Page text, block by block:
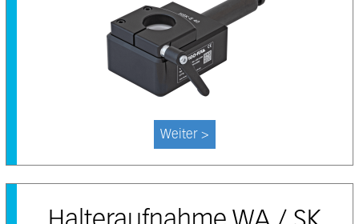
Weiter >